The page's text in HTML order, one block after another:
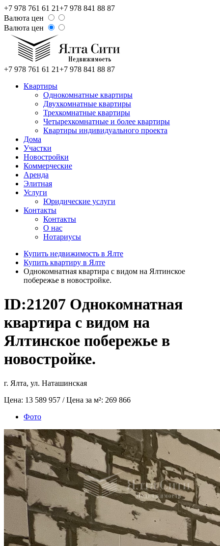
+7 978 761 61 21+7 978 841 88 87
Валюта цен
Валюта цен
+7 978 761 61 21+7 978 841 88 87
Квартиры
Однокомнатные квартиры
Двухкомнатные квартиры
Трехкомнатные квартиры
Четырехкомнатные и более квартиры
Квартиры индивидуального проекта
Дома
Участки
Новостройки
Коммерческие
Аренда
Элитная
Услуги
Юридические услуги
Контакты
Контакты
О нас
Нотариусы
Купить недвижимость в Ялте
Купить квартиру в Ялте
Однокомнатная квартира с видом на Ялтинское
побережье в новостройке.
ID:21207 Однокомнатная
квартира с видом на
Ялтинское побережье в
новостройке.
г. Ялта, ул. Наташинская
Цена: 13 589 957 / Цена за м²: 269 866
Фото